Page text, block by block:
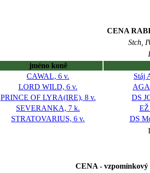
CENA
Stch,
jméno koně
CAWAL, 6 v.
Stáj
LORD WILD, 6 v.
PRINCE OF LYRA(IRE), 8 v.
DS
SEVERANKA, 7 k.
EŽ
STRATOVARIUS, 6 v.
DS
CENA -